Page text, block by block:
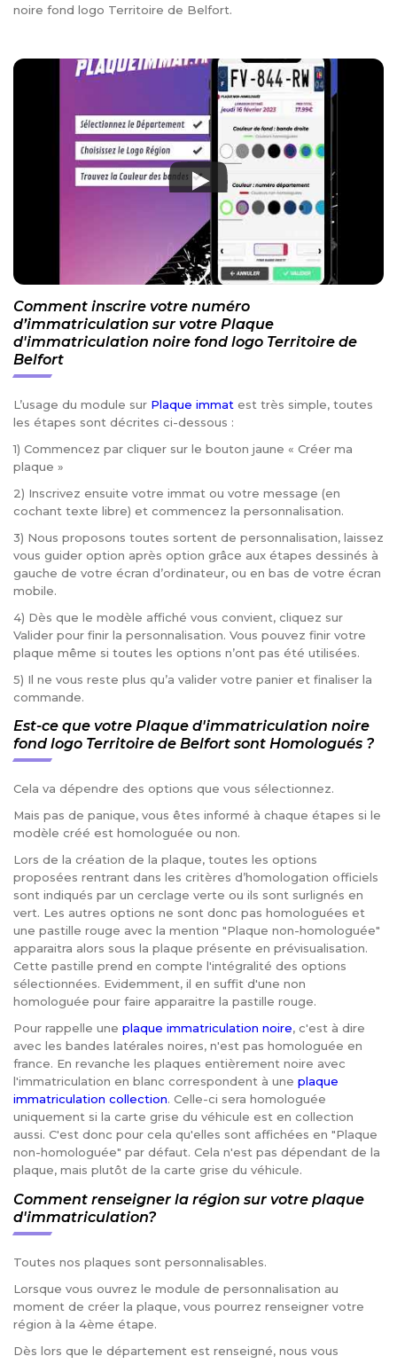
noire fond logo Territoire de Belfort.
Comment inscrire votre numéro
d’immatriculation sur votre Plaque
d'immatriculation noire fond logo Territoire de
Belfort
L’usage du module sur Plaque immat est très simple, toutes
les étapes sont décrites ci-dessous :
1) Commencez par cliquer sur le bouton jaune « Créer ma
plaque »
2) Inscrivez ensuite votre immat ou votre message (en
cochant texte libre) et commencez la personnalisation.
3) Nous proposons toutes sortent de personnalisation, laissez
vous guider option après option grâce aux étapes dessinés à
gauche de votre écran d’ordinateur, ou en bas de votre écran
mobile.
4) Dès que le modèle affiché vous convient, cliquez sur
Valider pour finir la personnalisation. Vous pouvez finir votre
plaque même si toutes les options n’ont pas été utilisées.
5) Il ne vous reste plus qu’a valider votre panier et finaliser la
commande.
Est-ce que votre Plaque d'immatriculation noire
fond logo Territoire de Belfort sont Homologués ?
Cela va dépendre des options que vous sélectionnez.
Mais pas de panique, vous êtes informé à chaque étapes si le
modèle créé est homologuée ou non.
Lors de la création de la plaque, toutes les options
proposées rentrant dans les critères d’homologation officiels
sont indiqués par un cerclage verte ou ils sont surlignés en
vert. Les autres options ne sont donc pas homologuées et
une pastille rouge avec la mention "Plaque non-homologuée"
apparaitra alors sous la plaque présente en prévisualisation.
Cette pastille prend en compte l'intégralité des options
sélectionnées. Evidemment, il en suffit d'une non
homologuée pour faire apparaitre la pastille rouge.
Pour rappelle une plaque immatriculation noire, c'est à dire
avec les bandes latérales noires, n'est pas homologuée en
france. En revanche les plaques entièrement noire avec
l'immatriculation en blanc correspondent à une plaque
immatriculation collection. Celle-ci sera homologuée
uniquement si la carte grise du véhicule est en collection
aussi. C'est donc pour cela qu'elles sont affichées en "Plaque
non-homologuée" par défaut. Cela n'est pas dépendant de la
plaque, mais plutôt de la carte grise du véhicule.
Comment renseigner la région sur votre plaque
d'immatriculation?
Toutes nos plaques sont personnalisables.
Lorsque vous ouvrez le module de personnalisation au
moment de créer la plaque, vous pourrez renseigner votre
région à la 4ème étape.
Dès lors que le département est renseigné, nous vous